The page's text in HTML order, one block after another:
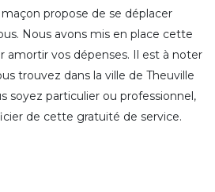
propose de se déplacer
Nous avons mis en place cette
amortir vos dépenses. Il est à noter
trouvez dans la ville de Theuville
soyez particulier ou professionnel,
de cette gratuité de service.